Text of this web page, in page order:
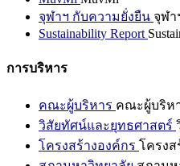
จุฬาฯ กับความยั่งยืน จุฬา
Sustainability Report
การบริหาร
คณะผู้บริหาร คณะผู้บริห
วิสัยทัศน์และยุทธศาสตร์
โครงสร้างองค์กร โครงส